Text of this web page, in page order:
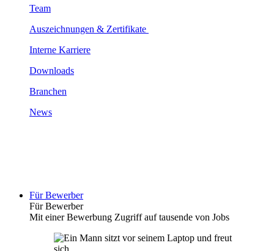
Team
Auszeichnungen & Zertifikate
Interne Karriere
Downloads
Branchen
News
Für Bewerber
Für Bewerber
Mit einer Bewerbung Zugriff auf tausende von Jobs